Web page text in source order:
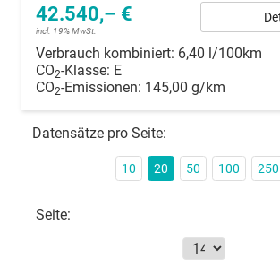
42.540,– €
incl. 19% MwSt.
Verbrauch kombiniert: 6,40 l/100km
CO2-Klasse: E
CO2-Emissionen: 145,00 g/km
Datensätze pro Seite:
10 20 50 100 250
Seite: